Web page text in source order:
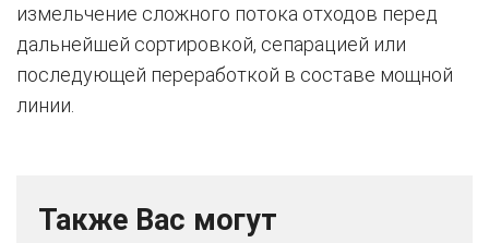
измельчение сложного потока отходов перед
дальнейшей сортировкой, сепарацией или
последующей переработкой в составе мощной
линии.
Также Вас могут